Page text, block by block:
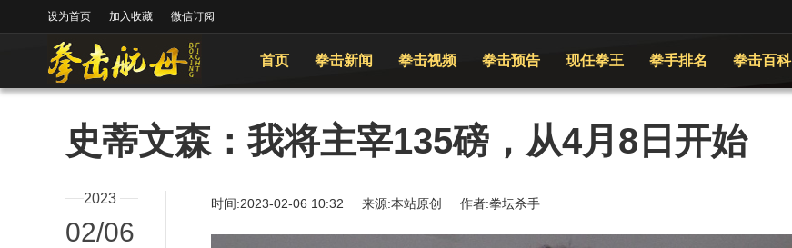
设为首页 加入收藏 微信订阅
首页 拳击新闻 拳击视频 拳击预告 现任拳王 拳手排名 拳击百科
史蒂文森：我将主宰135磅，从4月8日开始
2023
02/06
时间:2023-02-06 10:32 来源:本站原创 作者:拳坛杀手